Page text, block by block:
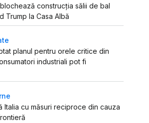
construcția sălii de bal
Trump la Casa Albă
planul pentru orele critice din
industriali pot fi
Italia cu măsuri reciproce din cauza